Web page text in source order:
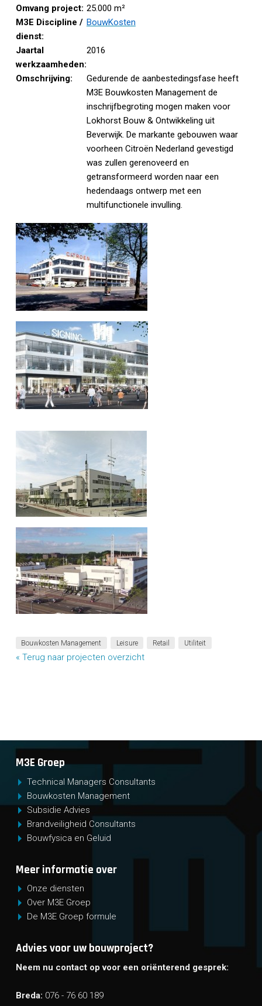
Omvang project: 25.000 m²
M3E Discipline /
dienst:
BouwKosten
Jaartal
werkzaamheden:
2016
Omschrijving:
Gedurende de aanbestedingsfase heeft
M3E Bouwkosten Management de
inschrijfbegroting mogen maken voor
Lokhorst Bouw & Ontwikkeling uit
Beverwijk. De markante gebouwen waar
voorheen Citroën Nederland gevestigd
was zullen gerenoveerd en
getransformeerd worden naar een
hedendaags ontwerp met een
multifunctionele invulling.
Bouwkosten Management Leisure Retail Utiliteit
« Terug naar projecten overzicht
M3E Groep
Technical Managers Consultants
Bouwkosten Management
Subsidie Advies
Brandveiligheid Consultants
Bouwfysica en Geluid
Meer informatie over
Onze diensten
Over M3E Groep
De M3E Groep formule
Advies voor uw bouwproject?
Neem nu contact op voor een oriënterend gesprek:
Breda: 076 - 76 60 189